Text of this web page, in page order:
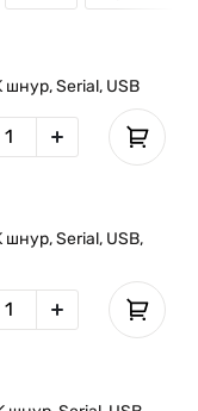
шнур, Serial, USB
шнур, Serial, USB,